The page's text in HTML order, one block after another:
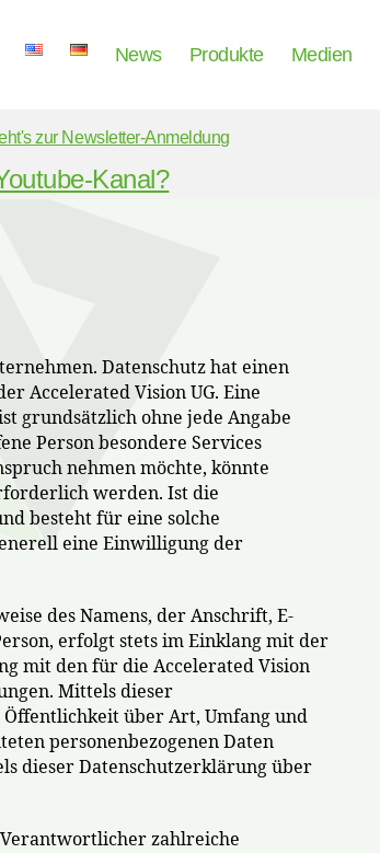
News Produkte Medien
zur Newsletter-Anmeldung
Kanal?
Datenschutz hat einen
Accelerated Vision UG. Eine
grundsätzlich ohne jede Angabe
Person besondere Services
nehmen möchte, könnte
werden. Ist die
besteht für eine solche
eine Einwilligung der
des Namens, der Anschrift, E-
erfolgt stets im Einklang mit der
mit den für die Accelerated Vision
Mittels dieser
über Art, Umfang und
personenbezogenen Daten
dieser Datenschutzerklärung über
zahlreiche